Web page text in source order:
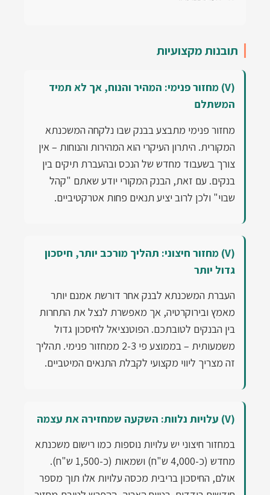
תובנות מקצועיות
(V) מחזור פנימי: המהיר והנוח, אך לא תמיד
המשתלם
מחזור פנימי מתבצע בבנק שבו נלקחה המשכנתא
המקורית. היתרון העיקרי הוא המהירות והנוחות – אין
צורך בשעבוד מחדש של הנכס ובהעברת תיקים בין
בנקים. עם זאת, הבנק המקורי יודע שאתם "קהל
שבוי" ולכן לרוב יציע תנאים פחות אטרקטיביים.
(V) מחזור חיצוני: תהליך מורכב יותר, חיסכון
גדול יותר
העברת המשכנתא לבנק אחר דורשת אמנם יותר
מאמץ ובירוקרטיה, אך מאפשרת לנצל את התחרות
בין הבנקים לטובתכם. הפוטנציאל לחיסכון גדול
משמעותית – בממוצע פי 2-3 ממחזור פנימי. תהליך
זה מצריך ליווי מקצועי לקבלת התנאים המיטביים.
(V) עלויות נלוות: השקעה שמחזירה את עצמה
במחזור חיצוני יש עלויות נוספות כמו רישום משכנתא
מחדש (כ-4,000 ש"ח) ושמאות (כ-1,500 ש"ח).
אולם, החיסכון בריבית מכסה עלויות אלו תוך מספר